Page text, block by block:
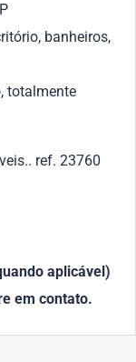
banheiros,
totalmente
ref. 23760
aplicável)
em contato.